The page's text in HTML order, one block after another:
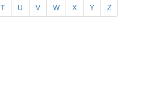
T U V W X Y Z